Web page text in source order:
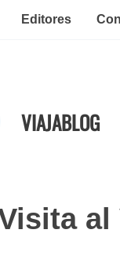
Editores
VIAJABLOG
al